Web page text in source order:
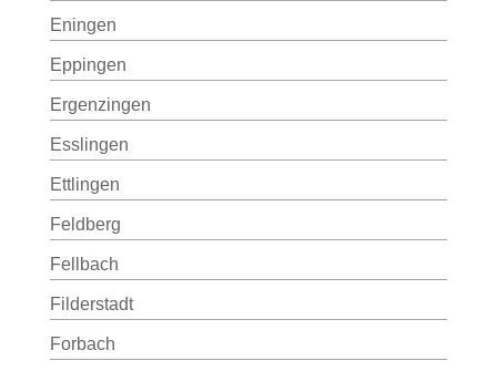
Eningen
Eppingen
Ergenzingen
Esslingen
Ettlingen
Feldberg
Fellbach
Filderstadt
Forbach